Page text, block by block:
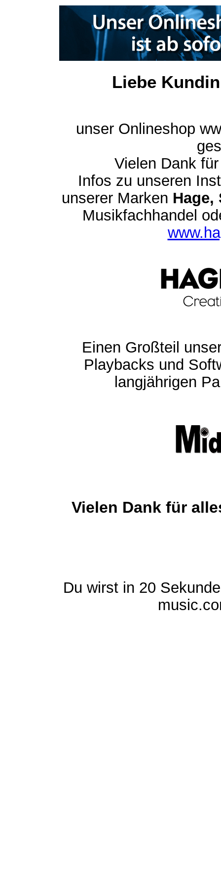
Liebe
unser Onlineshop
Vielen Dank
Infos zu unseren
unserer Marken Hage,
Musikfachhandel
Einen Großteil
Playbacks und
langjährigen
Vielen Dank für
Du wirst in 20